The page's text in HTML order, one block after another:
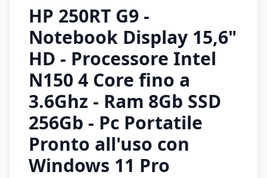
HP 250RT G9 -
Notebook Display 15,6"
HD - Processore Intel
N150 4 Core fino a
3.6Ghz - Ram 8Gb SSD
256Gb - Pc Portatile
Pronto all'uso con
Windows 11 Pro